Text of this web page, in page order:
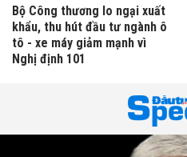
Bộ Công thương lo ngại xuất
khẩu, thu hút đầu tư ngành ô
tô - xe máy giảm mạnh vì
Nghị định 101